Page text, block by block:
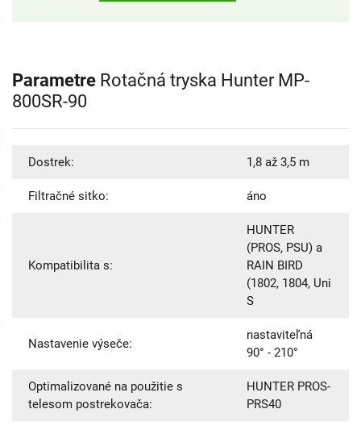
Parametre Rotačná tryska Hunter MP-
800SR-90
Dostrek: 1,8 až 3,5 m
Filtračné sitko: áno
Kompatibilita s:
HUNTER
(PROS, PSU) a
RAIN BIRD
(1802, 1804, Uni
S
Nastavenie výseče:
nastaviteľná
90° - 210°
Optimalizované na použitie s
telesom postrekovača:
HUNTER PROS-
PRS40